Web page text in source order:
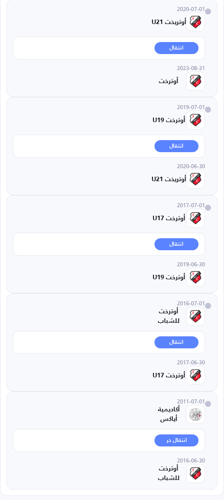
2020-07-01
أوتريخت U21
انتقال
2023-08-31
أوترخت
2019-07-01
أوترخت U19
انتقال
2020-06-30
أوتريخت U21
2017-07-01
أوترخت U17
انتقال
2019-06-30
أوترخت U19
2016-07-01
أوترخت
للشباب
انتقال
2017-06-30
أوترخت U17
2011-07-01
أكاديمية
أياكس
انتقال حر
2016-06-30
أوترخت
للشباب